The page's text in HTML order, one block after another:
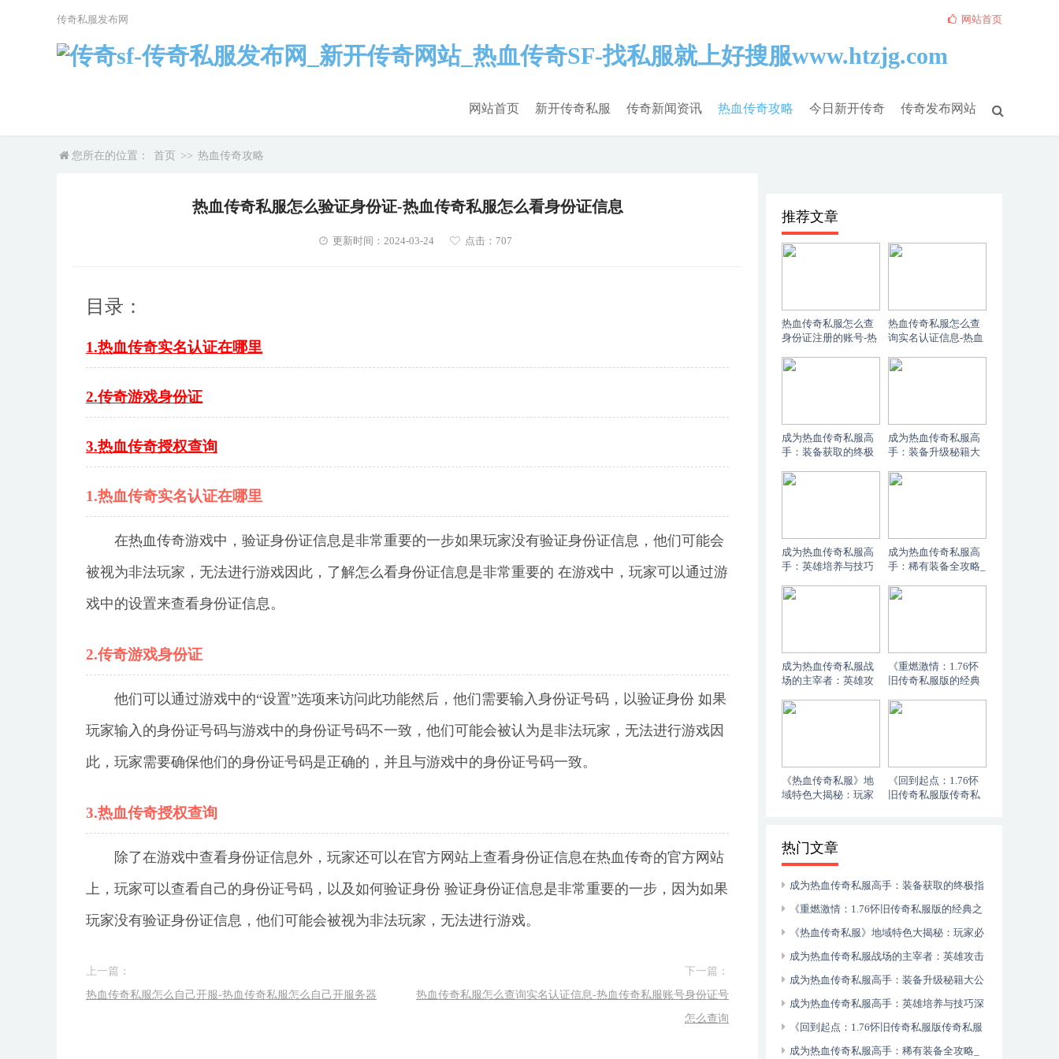
网站首页 新开传奇私服 传奇新闻资讯 热血传奇攻略 今日新开传奇 传奇发布网站
网站首页
传奇私服发布网
您所在的位置： 首页 >> 热血传奇攻略
热血传奇私服怎么验证身份证-热血传奇私服怎么看身份证信息
更新时间：2024-03-24 点击：707
目录：
1.热血传奇实名认证在哪里
2.传奇游戏身份证
3.热血传奇授权查询
1.热血传奇实名认证在哪里
在热血传奇游戏中，验证身份证信息是非常重要的一步如果玩家没有验证身份证信息，他们可能会
被视为非法玩家，无法进行游戏因此，了解怎么看身份证信息是非常重要的 在游戏中，玩家可以通过游
戏中的设置来查看身份证信息。
2.传奇游戏身份证
他们可以通过游戏中的“设置”选项来访问此功能然后，他们需要输入身份证号码，以验证身份 如果
玩家输入的身份证号码与游戏中的身份证号码不一致，他们可能会被认为是非法玩家，无法进行游戏因
此，玩家需要确保他们的身份证号码是正确的，并且与游戏中的身份证号码一致。
3.热血传奇授权查询
除了在游戏中查看身份证信息外，玩家还可以在官方网站上查看身份证信息在热血传奇的官方网站
上，玩家可以查看自己的身份证号码，以及如何验证身份 验证身份证信息是非常重要的一步，因为如果
玩家没有验证身份证信息，他们可能会被视为非法玩家，无法进行游戏。
上一篇：
热血传奇私服怎么自己开服-热血传奇私服怎么自己开服务器
下一篇：
热血传奇私服怎么查询实名认证信息-热血传奇私服账号身份证号
怎么查询
推荐文章
热血传奇私服怎么查
身份证注册的账号-热
身份证
热血传奇私服怎么查
询实名认证信息-热血
份证
成为热血传奇私服高
手：装备获取的终极
装备全攻略：玩家必
成为热血传奇私服高
手：装备升级秘籍大
装备升级全攻略：提
成为热血传奇私服高
手：英雄培养与技巧
私服英雄培养全攻
成为热血传奇私服高
手：稀有装备全攻略_
掌握稀有装备的获取
成为热血传奇私服战
场的主宰者：英雄攻
热血传奇私服英雄攻
《重燃激情：1.76怀
旧传奇私服版的经典
奇私服版：点燃回忆
《热血传奇私服》地
域特色大揭秘：玩家
《回到起点：1.76怀
旧传奇私服版传奇私
热门文章
成为热血传奇私服高手：装备获取的终极指
南_ 热血传奇私服装备全攻略：玩家必知的获
取秘籍
《重燃激情：1.76怀旧传奇私服版的经典之
旅》_ 《1.76怀旧传奇私服版：点燃回忆的火
焰》
《热血传奇私服》地域特色大揭秘：玩家必
读攻略_ 探索《热血传奇私服》：游戏内地图
全解析
成为热血传奇私服战场的主宰者：英雄攻击
力提升终极攻略_ 热血传奇私服英雄攻击力全
面提升秘籍：战斗力飞跃指南
成为热血传奇私服高手：装备升级秘籍大公
开_ 热血传奇私服装备升级全攻略：提升你的
战斗力
成为热血传奇私服高手：英雄培养与技巧深
度解析_ 热血传奇私服英雄培养全攻略：提升
战力的秘诀
《回到起点：1.76怀旧传奇私服版传奇私服
中的成长之路》_ 《1.76怀旧传奇私服版传奇
成为热血传奇私服高手：稀有装备全攻略_